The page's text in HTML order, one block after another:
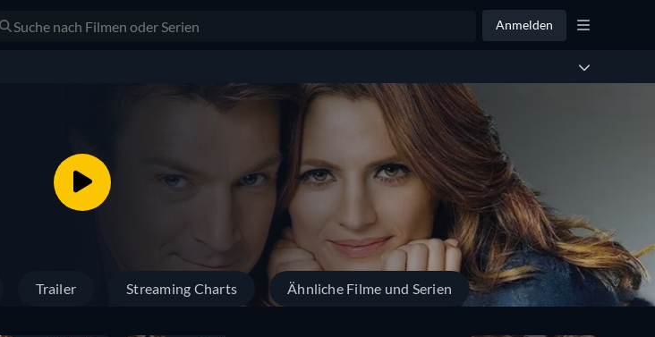
Anmelden
Trailer Streaming Charts Ähnliche Filme und Serien